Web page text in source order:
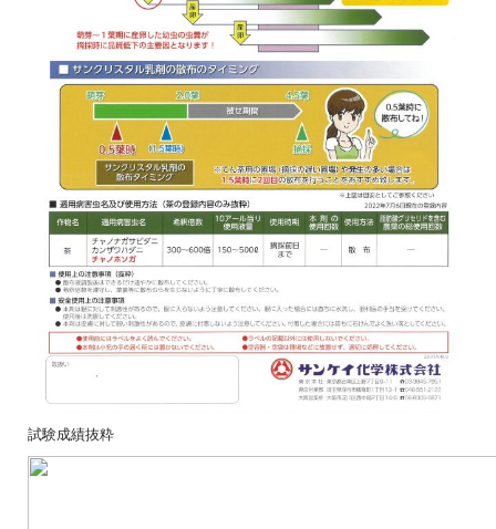
試験成績抜粋